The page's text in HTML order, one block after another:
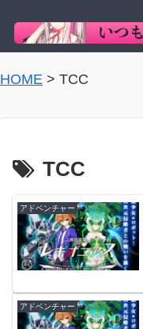
HOME > TCC
TCC
アドベンチャー
アドベンチャー